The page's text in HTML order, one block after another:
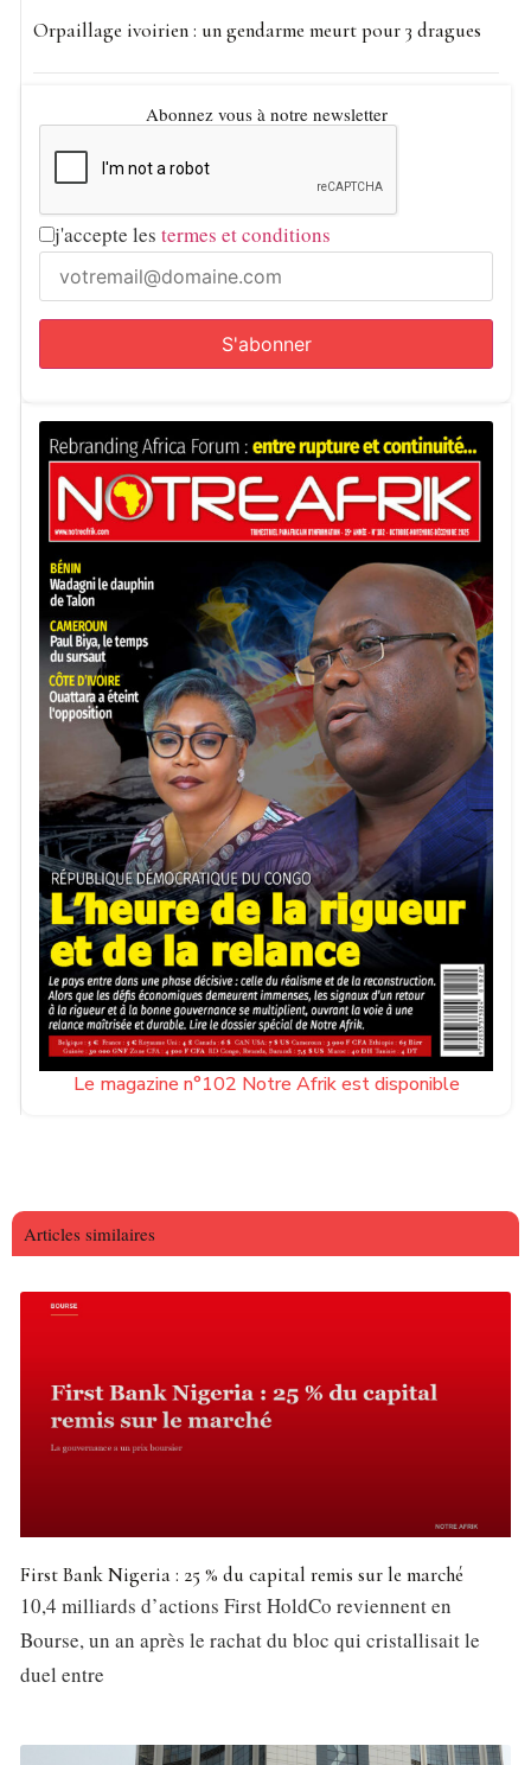
Orpaillage ivoirien : un gendarme meurt pour 3 dragues
Abonnez vous à notre newsletter
j'accepte les termes et conditions
Le magazine n°102 Notre Afrik est disponible
Articles similaires
First Bank Nigeria : 25 % du capital remis sur le marché
10,4 milliards d’actions First HoldCo reviennent en
Bourse, un an après le rachat du bloc qui cristallisait le
duel entre